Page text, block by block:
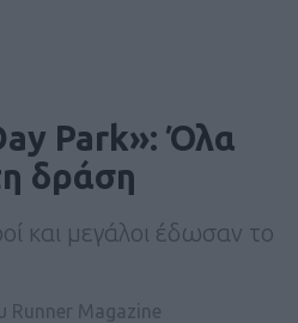
Park»: Όλα
δράση
και μεγάλοι έδωσαν το
Runner Magazine